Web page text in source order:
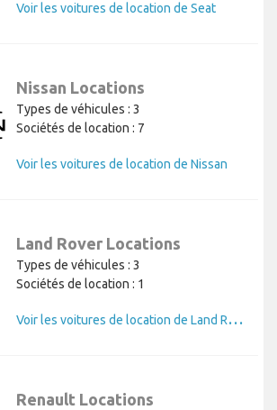
Voir les voitures de location de Seat
Nissan Locations
Types de véhicules : 3
Sociétés de location : 7
Voir les voitures de location de Nissan
Land Rover Locations
Types de véhicules : 3
Sociétés de location : 1
V
oir les voitures de location de Land Rover
Renault Locations